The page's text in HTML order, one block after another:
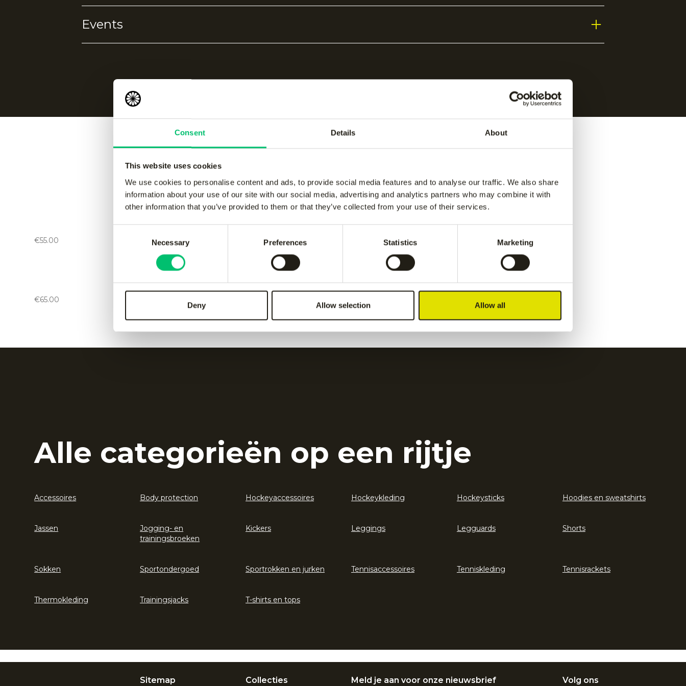
Consent Details About
This website uses cookies
We use cookies to personalise content and ads, to provide social media features and to analyse our traffic. We also share
information about your use of our site with our social media, advertising and analytics partners who may combine it with
other information that you’ve provided to them or that they’ve collected from your use of their services.
Necessary Preferences Statistics Marketing
Deny Allow selection Allow all
Events
Vergelijkbare producten
€55.00 €55.00
black
€65.00
Kadiri men pant-Grey Kadiri men pant-navy Kadiri men pant
Alle categorieën op een rijtje
Accessoires Body protection Hockeyaccessoires Hockeykleding Hockeysticks Hoodies en sweatshirts
Jassen
Jogging- en
trainingsbroeken
Kickers Leggings Legguards Shorts
Sokken Sportondergoed Sportrokken en jurken Tennisaccessoires Tenniskleding Tennisrackets
Thermokleding Trainingsjacks T-shirts en tops
Sitemap Collecties Meld je aan voor onze nieuwsbrief Volg ons